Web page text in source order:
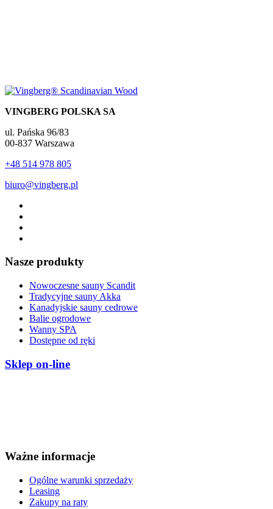
VINGBERG POLSKA SA
ul. Pańska 96/83
00-837 Warszawa
+48 514 978 805
biuro@vingberg.pl
Nasze produkty
Nowoczesne sauny Scandit
Tradycyjne sauny Akka
Kanadyjskie sauny cedrowe
Balie ogrodowe
Wanny SPA
Dostępne od ręki
Sklep on-line
Ważne informacje
Ogólne warunki sprzedaży
Leasing
Zakupy na raty